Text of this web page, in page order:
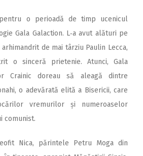
o perioadă de timp ucenicul
Gala Galaction. L‑a avut alături pe
de mai târziu Paulin Lecca,
o sinceră prietenie. Atunci, Gala
Crainic doreau să aleagă dintre
o adevărată elită a Bisericii, care
vremurilor și numeroaselor
comunist.
Nica, părintele Petru Moga din